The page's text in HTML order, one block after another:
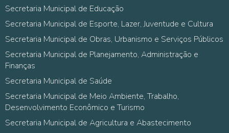
Secretaria Municipal de Educação
Secretaria Municipal de Esporte, Lazer, Juventude e Cultura
Secretaria Municipal de Obras, Urbanismo e Serviços Públicos
Secretaria Municipal de Planejamento, Administração e
Finanças
Secretaria Municipal de Saúde
Secretaria Municipal de Meio Ambiente, Trabalho,
Desenvolvimento Econômico e Turismo
Secretaria Municipal de Agricultura e Abastecimento